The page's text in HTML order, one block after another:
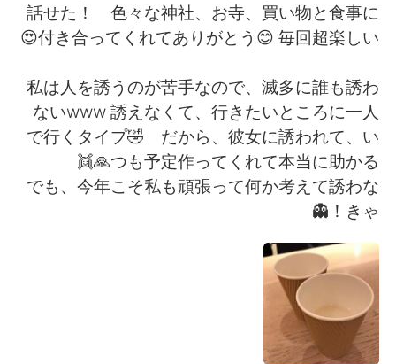
繁體中文 Español
日本語 한국어
Русский ไทย
Indonesia Italiano
話せた！ 色々な神社、お寺、買い物と食事に
付き合ってくれてありがとう😊 毎回超楽しい😍
私は人を誘うのが苦手なので、滅多に誰も誘わ
ないwww 誘えなくて、行きたいところに一人
で行くタイプ🤣 だから、彼女に誘われて、い
つも予定作ってくれて本当に助かる🙏👯
でも、今年こそ私も頑張って何か考えて誘わな
きゃ！👻